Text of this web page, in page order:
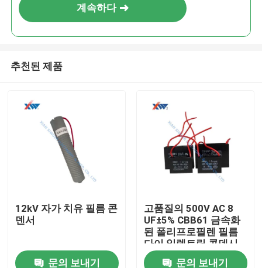
계속하다
추천된 제품
12kV 자가 치유 필름 콘
덴서
문의 보내기
고품질의 500V AC 8
UF±5% CBB61 금속화
된 폴리프로필렌 필름
다이 일렉트릭 콘덴시
터
문의 보내기